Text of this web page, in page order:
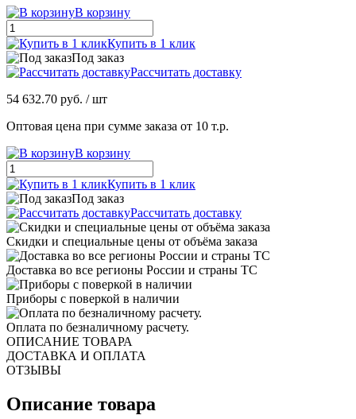
В корзину
Купить в 1 клик
Под заказ
Рассчитать доставку
54 632.70 руб. / шт
Оптовая цена при сумме заказа от 10 т.р.
В корзину
Купить в 1 клик
Под заказ
Рассчитать доставку
Скидки и специальные цены от объёма заказа
Доставка во все регионы России и страны ТС
Приборы с поверкой в наличии
Оплата по безналичному расчету.
ОПИСАНИЕ ТОВАРА
ДОСТАВКА И ОПЛАТА
ОТЗЫВЫ
Описание товара